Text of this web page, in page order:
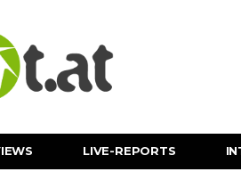
LIVE-REPORTS